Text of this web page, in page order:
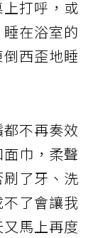
打呼，或
在浴室的
西歪地睡
不再奏效
巾，柔聲
了牙、洗
了會讓我
馬上再度